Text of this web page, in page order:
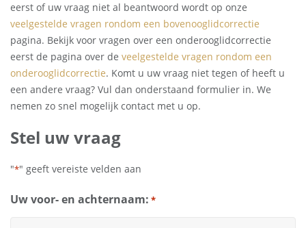
eerst of uw vraag niet al beantwoord wordt op onze
veelgestelde vragen rondom een bovenooglidcorrectie
pagina. Bekijk voor vragen over een onderooglidcorrectie
eerst de pagina over de veelgestelde vragen rondom een
onderooglidcorrectie. Komt u uw vraag niet tegen of heeft u
een andere vraag? Vul dan onderstaand formulier in. We
nemen zo snel mogelijk contact met u op.
Stel uw vraag
"*" geeft vereiste velden aan
Uw voor- en achternaam: *